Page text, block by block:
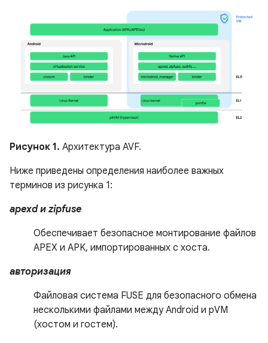
Рисунок 1. Архитектура AVF.
Ниже приведены определения наиболее важных
терминов из рисунка 1:
apexd и zipfuse
Обеспечивает безопасное монтирование файлов
APEX и APK, импортированных с хоста.
авторизация
Файловая система FUSE для безопасного обмена
несколькими файлами между Android и pVM
(хостом и гостем).